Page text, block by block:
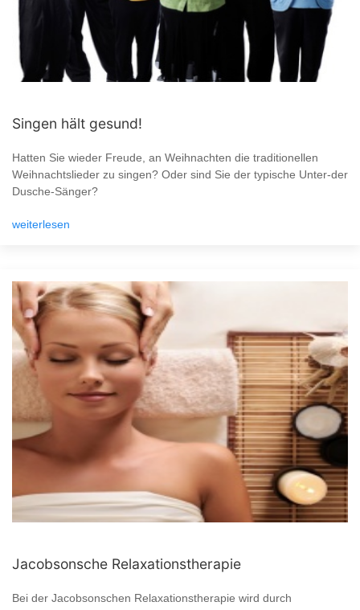
Singen hält gesund!
Hatten Sie wieder Freude, an Weihnachten die traditionellen
Weihnachtslieder zu singen? Oder sind Sie der typische Unter-der
Dusche-Sänger?
weiterlesen
Jacobsonsche Relaxationstherapie
Bei der Jacobsonschen Relaxationstherapie wird durch